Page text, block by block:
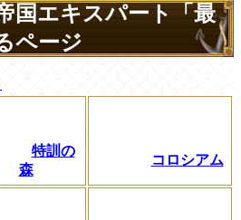
国エキスパート「最
ページ
特訓の
森
コロシアム